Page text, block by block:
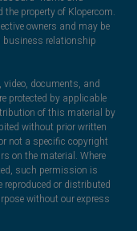
property of Klopercom.
owners and may be
relationship
documents, and
protected by applicable
of this material by
without prior written
not a specific copyright
on the material. Where
such permission is
or distributed
without our express